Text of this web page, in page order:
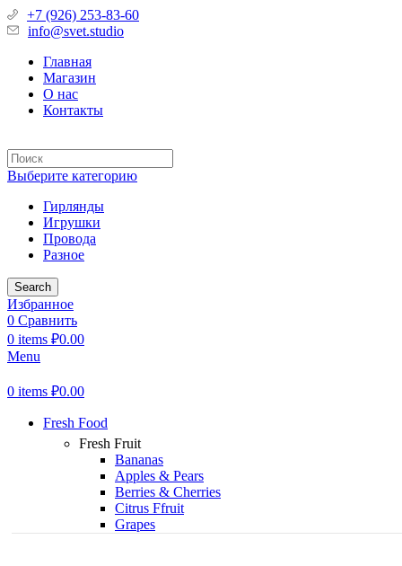
+7 (926) 253-83-60
info@svet.studio
Главная
Магазин
О нас
Контакты
Выберите категорию
Гирлянды
Игрушки
Провода
Разное
Search
Избранное
0 Сравнить
0 items ₽0.00
Menu
0 items ₽0.00
Fresh Food
Fresh Fruit
Bananas
Apples & Pears
Berries & Cherries
Citrus Ffruit
Grapes